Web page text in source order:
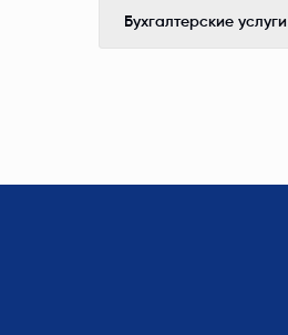
Бухгалтерские услуги